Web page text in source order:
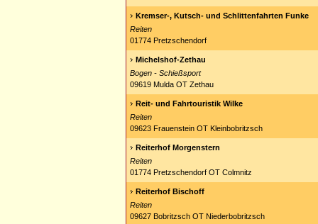
Kremser-, Kutsch- und Schlittenfahrten Funke
Reiten
01774 Pretzschendorf
Michelshof-Zethau
Bogen - Schießsport
09619 Mulda OT Zethau
Reit- und Fahrtouristik Wilke
Reiten
09623 Frauenstein OT Kleinbobritzsch
Reiterhof Morgenstern
Reiten
01774 Pretzschendorf OT Colmnitz
Reiterhof Bischoff
Reiten
09627 Bobritzsch OT Niederbobritzsch